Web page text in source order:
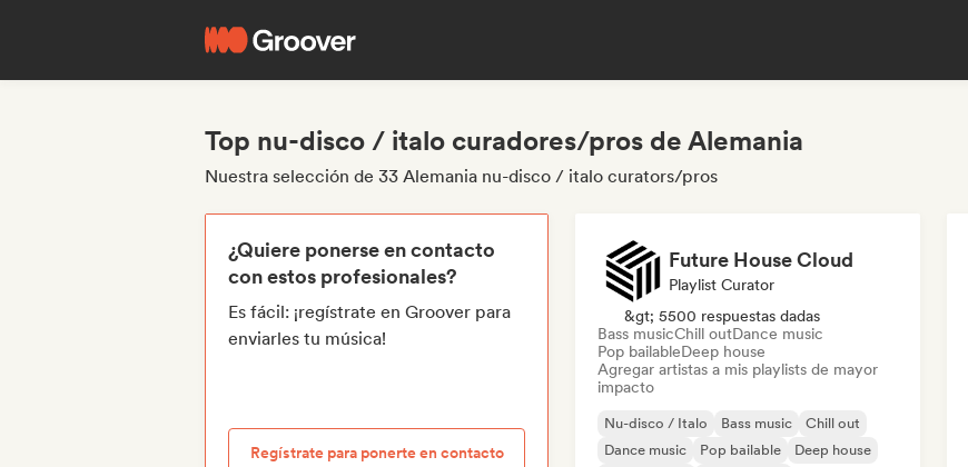
Top nu-disco / italo curadores/pros de Alemania
Nuestra selección de 33 Alemania nu-disco / italo curators/pros
¿Quiere ponerse en contacto
con estos profesionales?
Es fácil: ¡regístrate en Groover para
enviarles tu música!
Regístrate para ponerte en contacto
Future House Cloud
Playlist Curator
&gt; 5500 respuestas dadas
Bass musicChill outDance music
Pop bailableDeep house
Agregar artistas a mis playlists de mayor
impacto
Nu-disco / Italo Bass music
Chill out
Dance music
Pop bailable
Deep house